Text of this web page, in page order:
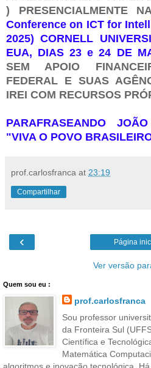
) PRESENCIALMENTE
Conference on ICT for
2025)CORNELL
EUA, DIAS 23 e 24 DE
SEM APOIO
FEDERAL E SUAS
IREI COM RECURSOS
PARAFRASEANDO
"VIVA O POVO
prof.carlosfranca at 23:19
Compartilhar
‹ Página
Ver versão
Quem sou eu :
prof.carlosfranca
Sou professor
da Fronteira Sul
Científica e
Matemática